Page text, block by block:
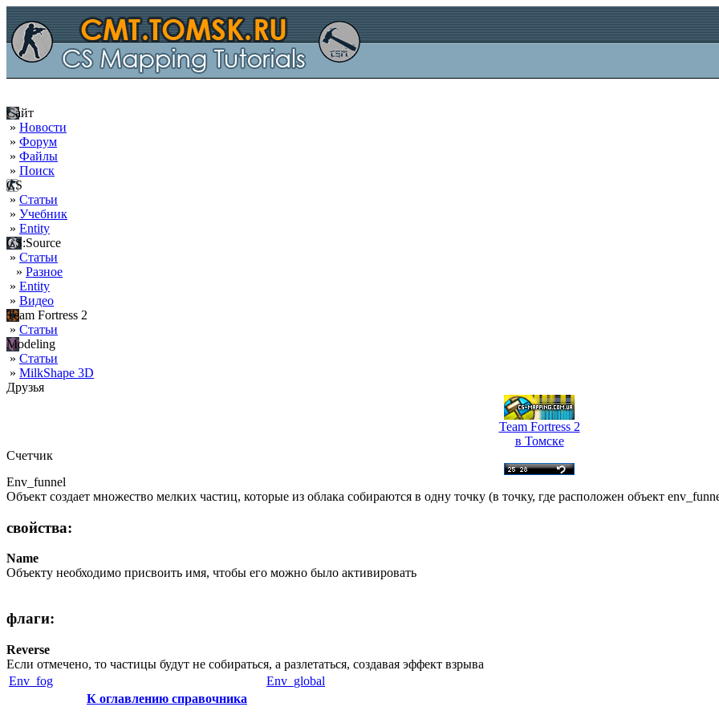
Сайт
» Новости
» Форум
» Файлы
» Поиск
CS
» Статьи
» Учебник
» Entity
CS:Source
» Статьи
» Разное
» Entity
» Видео
Team Fortress 2
» Статьи
Modeling
» Статьи
» MilkShape 3D
Друзья
Team Fortress 2
в Томске
Счетчик
Env_funnel
Объект создает множество мелких частиц, которые из облака собираются в одну точку (в точку, где расположен объект
свойства:
Name
Объекту необходимо присвоить имя, чтобы его можно было активировать
флаги:
Reverse
Если отмечено, то частицы будут не собираться, а разлетаться, создавая эффект взрыва
Env_fog
Env_global
К оглавлению справочника